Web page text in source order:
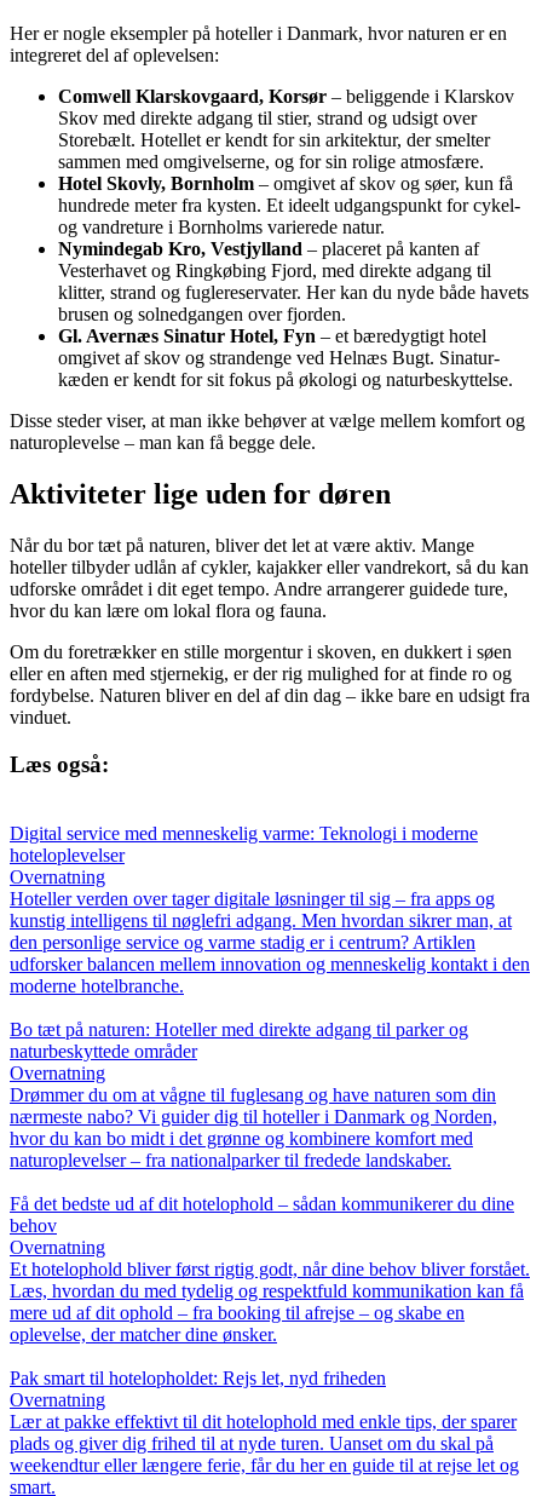
Her er nogle eksempler på hoteller i Danmark, hvor naturen er en
integreret del af oplevelsen:
Comwell Klarskovgaard, Korsør – beliggende i Klarskov
Skov med direkte adgang til stier, strand og udsigt over
Storebælt. Hotellet er kendt for sin arkitektur, der smelter
sammen med omgivelserne, og for sin rolige atmosfære.
Hotel Skovly, Bornholm – omgivet af skov og søer, kun få
hundrede meter fra kysten. Et ideelt udgangspunkt for cykel-
og vandreture i Bornholms varierede natur.
Nymindegab Kro, Vestjylland – placeret på kanten af
Vesterhavet og Ringkøbing Fjord, med direkte adgang til
klitter, strand og fuglereservater. Her kan du nyde både havets
brusen og solnedgangen over fjorden.
Gl. Avernæs Sinatur Hotel, Fyn – et bæredygtigt hotel
omgivet af skov og strandenge ved Helnæs Bugt. Sinatur-
kæden er kendt for sit fokus på økologi og naturbeskyttelse.
Disse steder viser, at man ikke behøver at vælge mellem komfort og
naturoplevelse – man kan få begge dele.
Aktiviteter lige uden for døren
Når du bor tæt på naturen, bliver det let at være aktiv. Mange
hoteller tilbyder udlån af cykler, kajakker eller vandrekort, så du kan
udforske området i dit eget tempo. Andre arrangerer guidede ture,
hvor du kan lære om lokal flora og fauna.
Om du foretrækker en stille morgentur i skoven, en dukkert i søen
eller en aften med stjernekig, er der rig mulighed for at finde ro og
fordybelse. Naturen bliver en del af din dag – ikke bare en udsigt fra
vinduet.
Læs også:
Digital service med menneskelig varme: Teknologi i moderne
hoteloplevelser
Overnatning
Hoteller verden over tager digitale løsninger til sig – fra apps og
kunstig intelligens til nøglefri adgang. Men hvordan sikrer man, at
den personlige service og varme stadig er i centrum? Artiklen
udforsker balancen mellem innovation og menneskelig kontakt i den
moderne hotelbranche.
Bo tæt på naturen: Hoteller med direkte adgang til parker og
naturbeskyttede områder
Overnatning
Drømmer du om at vågne til fuglesang og have naturen som din
nærmeste nabo? Vi guider dig til hoteller i Danmark og Norden,
hvor du kan bo midt i det grønne og kombinere komfort med
naturoplevelser – fra nationalparker til fredede landskaber.
Få det bedste ud af dit hotelophold – sådan kommunikerer du dine
behov
Overnatning
Et hotelophold bliver først rigtig godt, når dine behov bliver forstået.
Læs, hvordan du med tydelig og respektfuld kommunikation kan få
mere ud af dit ophold – fra booking til afrejse – og skabe en
oplevelse, der matcher dine ønsker.
Pak smart til hotelopholdet: Rejs let, nyd friheden
Overnatning
Lær at pakke effektivt til dit hotelophold med enkle tips, der sparer
plads og giver dig frihed til at nyde turen. Uanset om du skal på
weekendtur eller længere ferie, får du her en guide til at rejse let og
smart.